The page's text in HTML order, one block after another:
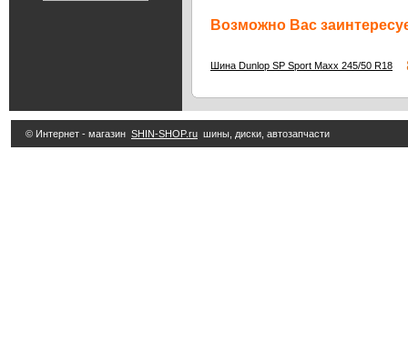
Возможно Вас
Шина Dunlop SP Sport Maxx 245/50 R18
© Интернет - магазин SHIN-SHOP.ru шины, диски, автозапчасти